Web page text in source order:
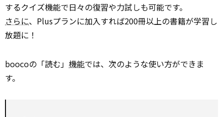
するクイズ機能で日々の復習や力試しも可能です。
さらに、Plusプランに加入すれば200冊以上の書籍が学習し
放題に！
boocoの「読む」 機能では、次のような使い方ができま
す。